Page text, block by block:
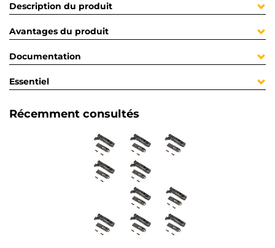
Description du produit
Avantages du produit
Documentation
Essentiel
Récemment consultés